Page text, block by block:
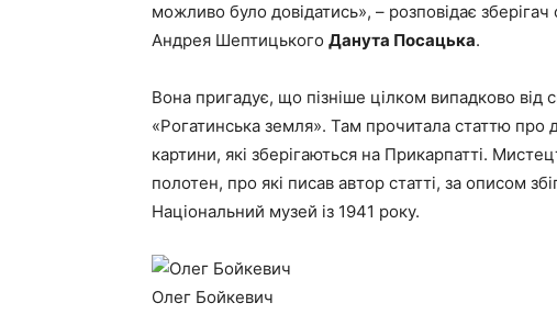
можливо було довідатись», – розповідає
Андрея Шептицького Данута Посацька.
Вона пригадує, що пізніше цілком випадково від
«Рогатинська земля». Там прочитала статтю
картини, які зберігаються на Прикарпатті.
полотен, про які писав автор статті, за описом
Національний музей із 1941 року.
Олег Бойкевич